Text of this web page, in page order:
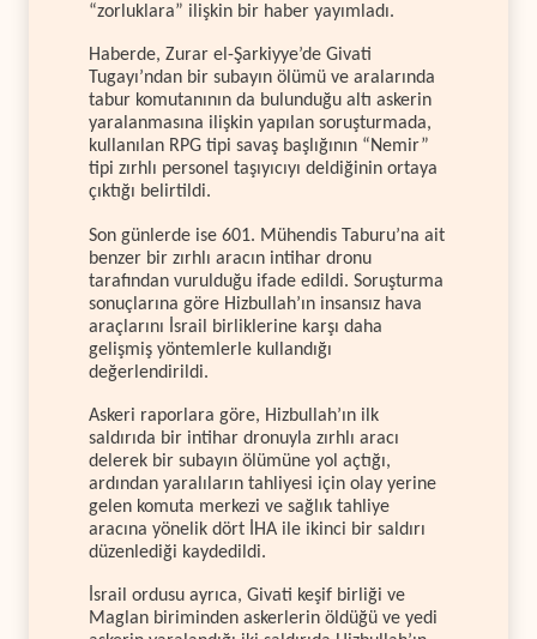
“zorluklara” ilişkin bir haber yayımladı.
Haberde, Zurar el-Şarkiyye’de Givati
Tugayı’ndan bir subayın ölümü ve aralarında
tabur komutanının da bulunduğu altı askerin
yaralanmasına ilişkin yapılan soruşturmada,
kullanılan RPG tipi savaş başlığının “Nemir”
tipi zırhlı personel taşıyıcıyı deldiğinin ortaya
çıktığı belirtildi.
Son günlerde ise 601. Mühendis Taburu’na ait
benzer bir zırhlı aracın intihar dronu
tarafından vurulduğu ifade edildi. Soruşturma
sonuçlarına göre Hizbullah’ın insansız hava
araçlarını İsrail birliklerine karşı daha
gelişmiş yöntemlerle kullandığı
değerlendirildi.
Askeri raporlara göre, Hizbullah’ın ilk
saldırıda bir intihar dronuyla zırhlı aracı
delerek bir subayın ölümüne yol açtığı,
ardından yaralıların tahliyesi için olay yerine
gelen komuta merkezi ve sağlık tahliye
aracına yönelik dört İHA ile ikinci bir saldırı
düzenlediği kaydedildi.
İsrail ordusu ayrıca, Givati keşif birliği ve
Maglan biriminden askerlerin öldüğü ve yedi